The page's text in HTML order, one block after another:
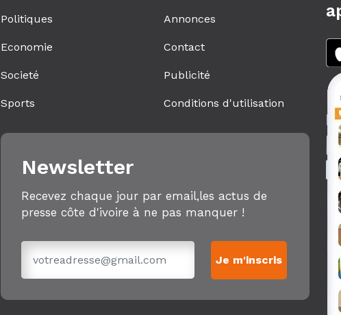
Politiques
Economie
Societé
Sports
Annonces
Contact
Publicité
Conditions d'utilisation
Newsletter
Recevez chaque jour par email,les actus de
presse côte d'ivoire à ne pas manquer !
Je m'inscris